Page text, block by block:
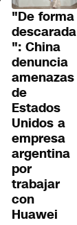
"De forma
descarada
": China
denuncia
amenazas
de
Estados
Unidos a
empresa
argentina
por
trabajar
con
Huawei